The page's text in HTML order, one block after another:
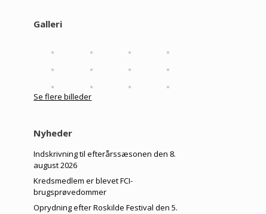
Galleri
Se flere billeder
Nyheder
Indskrivning til efterårssæsonen den 8.
august 2026
Kredsmedlem er blevet FCI-
brugsprøvedommer
Oprydning efter Roskilde Festival den 5.